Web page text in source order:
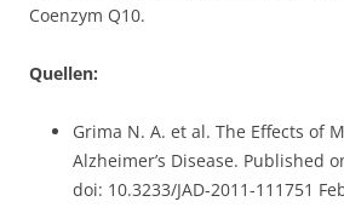
Coenzym Q10.
Quellen:
Grima N. A. et al. The Effects of
Alzheimer’s Disease. Published
doi: 10.3233/JAD-2011-111751